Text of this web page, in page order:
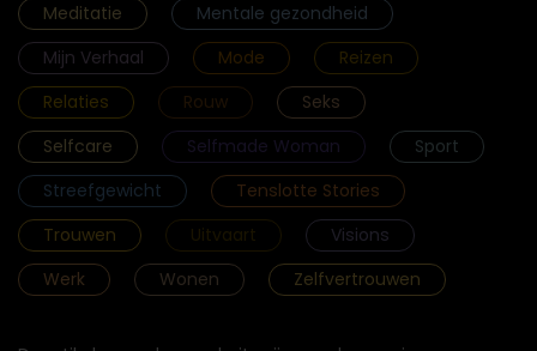
Meditatie
Mentale gezondheid
Mijn Verhaal
Mode
Reizen
Relaties
Rouw
Seks
Selfcare
Selfmade Woman
Sport
Streefgewicht
Tenslotte Stories
Trouwen
Uitvaart
Visions
Werk
Wonen Zelfvertrouwen